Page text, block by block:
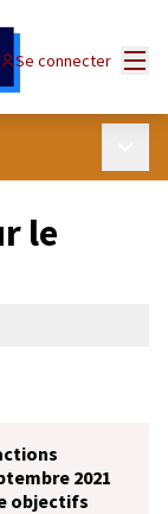
Se connecter
le
2021
objectifs